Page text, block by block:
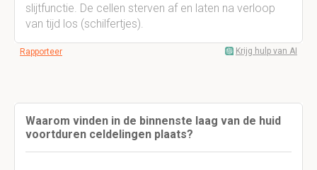
slijtfunctie. De cellen sterven af en laten na verloop
van tijd los (schilfertjes).
Rapporteer Krijg hulp van AI
Waarom vinden in de binnenste laag van de huid
voortduren celdelingen plaats?